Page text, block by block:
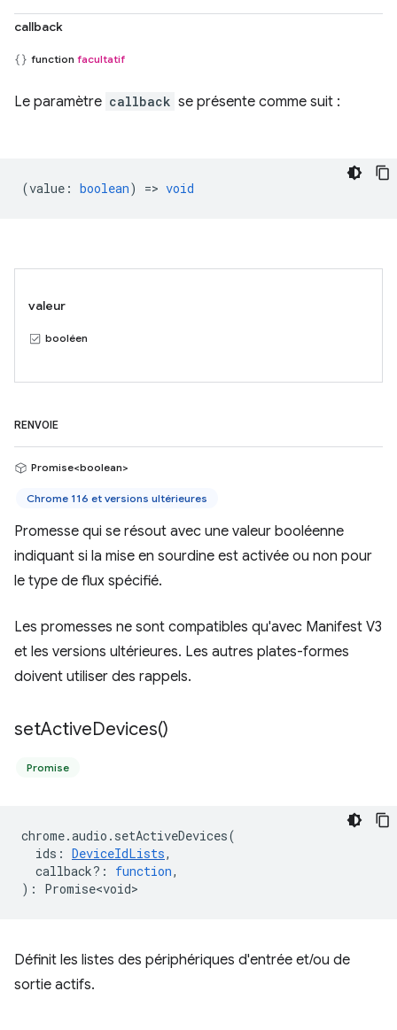
callback
function facultatif
Le paramètre callback se présente comme suit :
(value : boolean) => void
valeur
booléen
RENVOIE
Promise<boolean>
Chrome 116 et versions ultérieures
Promesse qui se résout avec une valeur booléenne
indiquant si la mise en sourdine est activée ou non pour
le type de flux spécifié.
Les promesses ne sont compatibles qu'avec Manifest V3
et les versions ultérieures. Les autres plates-formes
doivent utiliser des rappels.
setActiveDevices()
Promise
chrome.audio . setActiveDevices(
ids : DeviceIdLists,
callback? : function,
) : Promise<void>
Définit les listes des périphériques d'entrée et/ou de
sortie actifs.